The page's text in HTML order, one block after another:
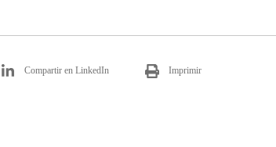
Compartir en LinkedIn Imprimir